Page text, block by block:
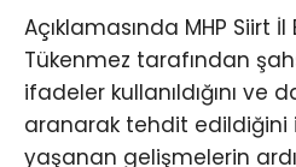
Açıklamasında MHP Siirt
Tükenmez tarafından
ifadeler kullanıldığını ve
aranarak tehdit edildiğini
yaşanan gelişmelerin